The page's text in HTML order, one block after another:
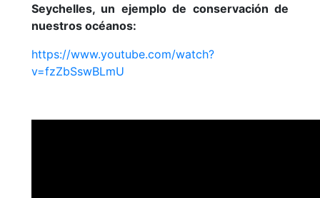
Seychelles, un ejemplo de conservación de
nuestros océanos:
https://www.youtube.com/watch?
v=fzZbSswBLmU